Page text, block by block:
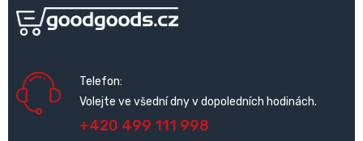
Telefon:
Volejte ve všední dny v dopoledních hodinách.
+420 499 111 998